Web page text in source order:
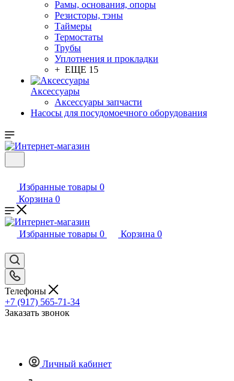
Рамы, основания, опоры
Резисторы, тэны
Таймеры
Термостаты
Трубы
Уплотнения и прокладки
+ ЕЩЕ 15
Аксессуары
Аксессуары запчасти
Насосы для посудомоечного оборудования
Избранные товары 0
Корзина 0
Избранные товары 0 Корзина 0
Телефоны
+7 (917) 565-71-34
Заказать звонок
Личный кабинет